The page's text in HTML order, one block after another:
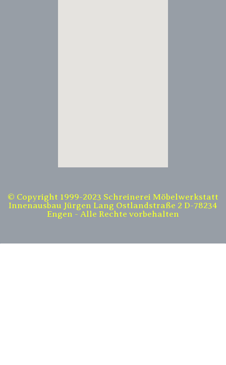
© Copyright 1999-2023 Schreinerei Möbelwerkstatt
Innenausbau Jürgen Lang Ostlandstraße 2 D-78234
Engen - Alle Rechte vorbehalten